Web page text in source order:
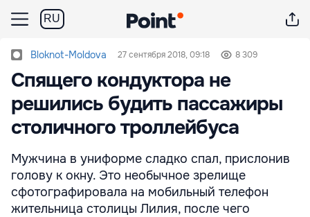
RU
Bloknot-Moldova 27 сентября 2018, 09:18 8 309
Спящего кондуктора не
решились будить пассажиры
столичного троллейбуса
Мужчина в униформе сладко спал, прислонив
голову к окну. Это необычное зрелище
сфотографировала на мобильный телефон
жительница столицы Лилия, после чего